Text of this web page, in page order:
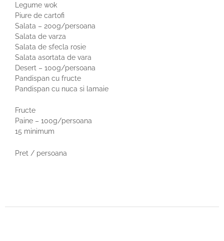
Legume wok
Piure de cartofi
Salata – 200g/persoana
Salata de varza
Salata de sfecla rosie
Salata asortata de vara
Desert – 100g/persoana
Pandispan cu fructe
Pandispan cu nuca si lamaie
Fructe
Paine – 100g/persoana
15 minimum
Pret / persoana